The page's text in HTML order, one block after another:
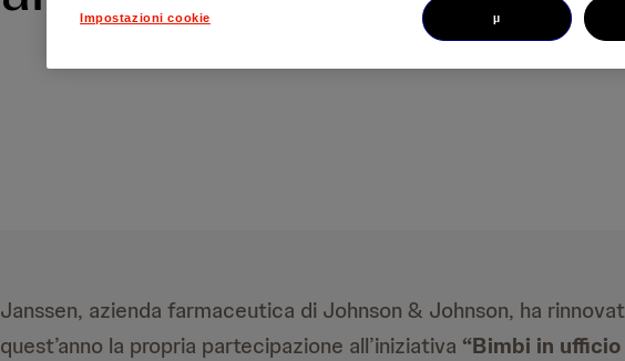
Janssen, azienda farmaceutica di Johnson & Johnson, ha
quest’anno la propria partecipazione all’iniziativa “Bimbi in
Impostazioni cookie µ